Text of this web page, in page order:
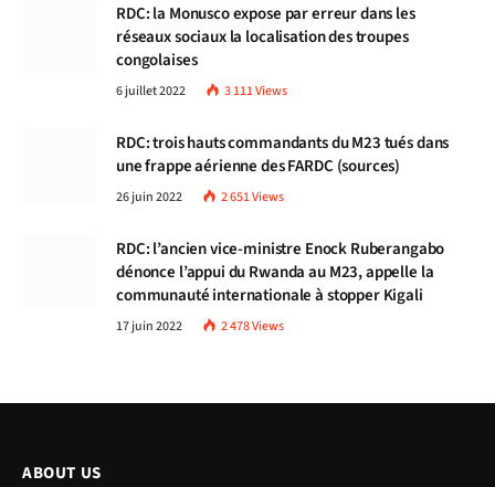
RDC: la Monusco expose par erreur dans les
réseaux sociaux la localisation des troupes
congolaises
6 juillet 2022 3 111Views
RDC: trois hauts commandants du M23 tués dans
une frappe aérienne des FARDC (sources)
26 juin 2022 2 651Views
RDC: l’ancien vice-ministre Enock Ruberangabo
dénonce l’appui du Rwanda au M23, appelle la
communauté internationale à stopper Kigali
17 juin 2022 2 478Views
ABOUT US